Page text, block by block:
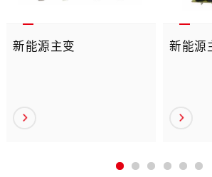
新能源主变 新能源